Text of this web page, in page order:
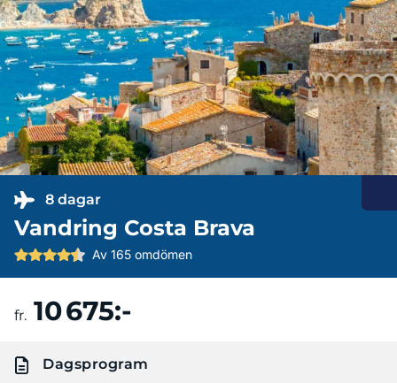
8 dagar
Vandring Costa Brava
Av 165 omdömen
fr. 10 675:-
Dagsprogram